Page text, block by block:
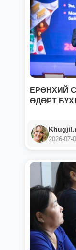
ЕРӨНХИЙ
ӨДӨРТ
2026-07-